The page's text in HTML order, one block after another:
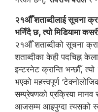
२१औँ शताब्दीलाई सूचना
भनिँदै छ, त्यो मिडियामा
२१औँ शताब्दीको सूचना
शताब्दीका केही पदचिह्न
इन्टरनेट क्रान्ति भन्छौँ,
भएको महत्त्वपूर्ण
सम्प्रेषणको प्रक्रिया
आजसम्म आइपुग्दा त्यसको